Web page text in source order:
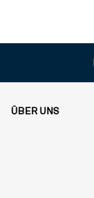
ÜBER UNS